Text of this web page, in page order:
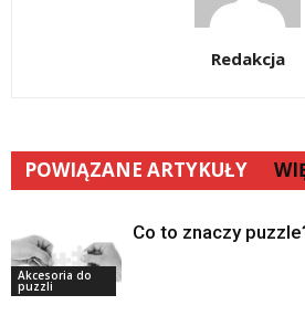
Redakcja
POWIĄZANE ARTYKUŁY
Akcesoria do
puzzli
Co to znaczy